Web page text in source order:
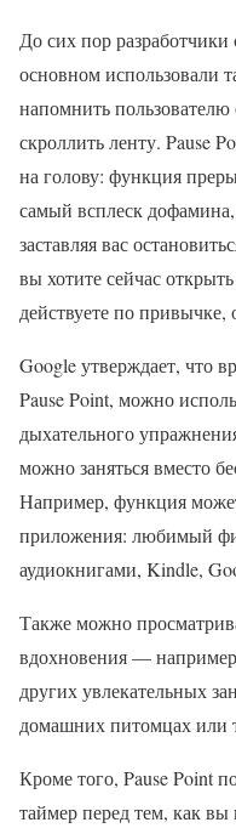
До сих пор разработчики
основном использовали
напомнить пользователю
скроллить ленту. Pause
на голову: функция
самый всплеск
заставляя вас
вы хотите сейчас
действуете по привычке,
Google утверждает, что
Pause Point, можно
дыхательного
можно заняться вместо
Например, функция
приложения: любимый
аудиокнигами, Kindle,
Также можно
вдохновения —
других увлекательных
домашних питомцах или
Кроме того, Pause Point
таймер перед тем, как вы